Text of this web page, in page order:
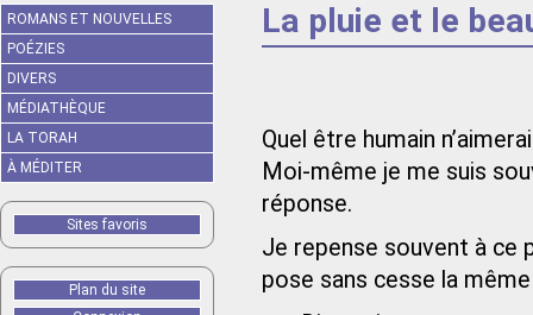
La pluie et le
Quel être humain
Moi-même je me suis
réponse.
Je repense souvent à ce
pose sans cesse la
ROMANS ET NOUVELLES
POÉZIES
DIVERS
MÉDIATHÈQUE
LA TORAH
À MÉDITER
Sites favoris
Plan du site